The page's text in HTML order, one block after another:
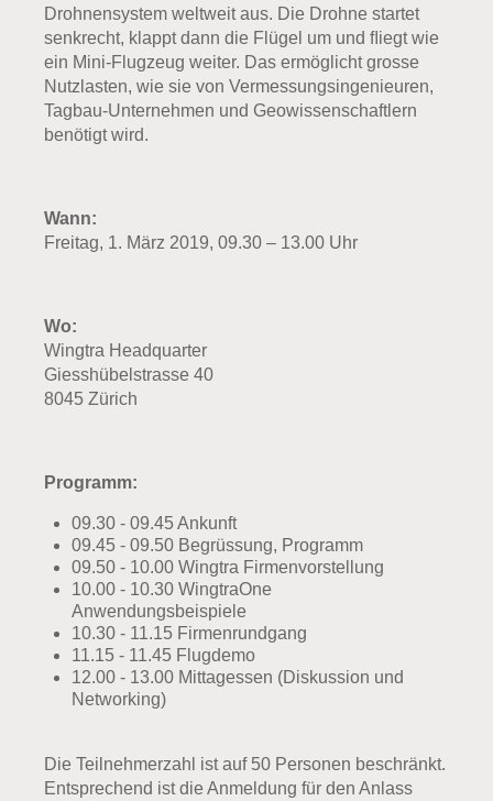
Drohnensystem weltweit aus. Die Drohne startet
senkrecht, klappt dann die Flügel um und ﬂiegt wie
ein Mini-Flugzeug weiter. Das ermöglicht grosse
Nutzlasten, wie sie von Vermessungsingenieuren,
Tagbau-Unternehmen und Geowissenschaftlern
benötigt wird.
Wann:
Freitag, 1. März 2019, 09.30 – 13.00 Uhr
Wo:
Wingtra Headquarter
Giesshübelstrasse 40
8045 Zürich
Programm:
09.30 - 09.45 Ankunft
09.45 - 09.50 Begrüssung, Programm
09.50 - 10.00 Wingtra Firmenvorstellung
10.00 - 10.30 WingtraOne
Anwendungsbeispiele
10.30 - 11.15 Firmenrundgang
11.15 - 11.45 Flugdemo
12.00 - 13.00 Mittagessen (Diskussion und
Networking)
Die Teilnehmerzahl ist auf 50 Personen beschränkt.
Entsprechend ist die Anmeldung für den Anlass